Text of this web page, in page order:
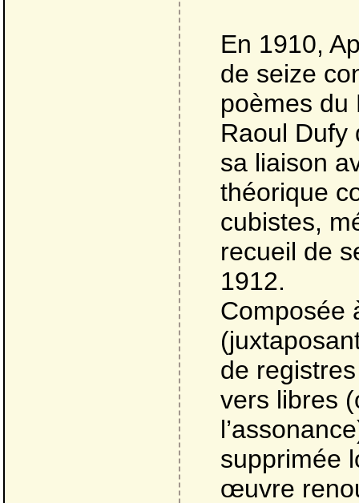
En 1910,
de seize
poèmes du
Raoul Dufy
sa liaison
théorique
cubistes,
recueil de
1912.
Composée
de
vers libres
supprimée
œuvre